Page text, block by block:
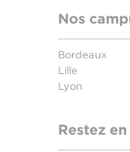
Nos
Bordeaux
Lille
Lyon
Restez